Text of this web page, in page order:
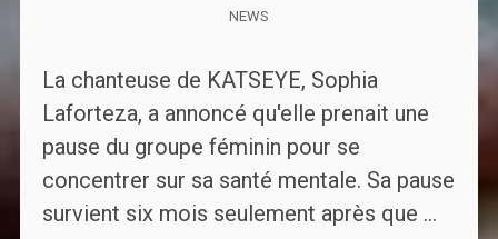
NEWS
La chanteuse de KATSEYE, Sophia
Laforteza, a annoncé qu'elle prenait une
pause du groupe féminin pour se
concentrer sur sa santé mentale. Sa pause
survient six mois seulement après que ...